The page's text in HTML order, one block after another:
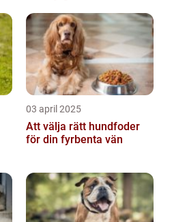
03 april 2025
Att välja rätt hundfoder
för din fyrbenta vän